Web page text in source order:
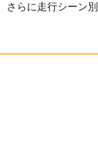
さらに走行シーン別